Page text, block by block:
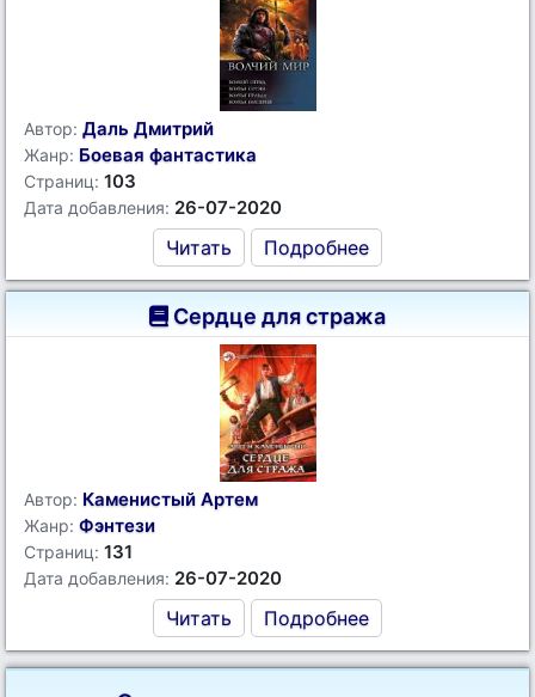
Автор: Даль Дмитрий
Жанр: Боевая фантастика
Страниц: 103
Дата добавления: 26-07-2020
Читать Подробнее
Сердце для стража
Автор: Каменистый Артем
Жанр: Фэнтези
Страниц: 131
Дата добавления: 26-07-2020
Читать Подробнее